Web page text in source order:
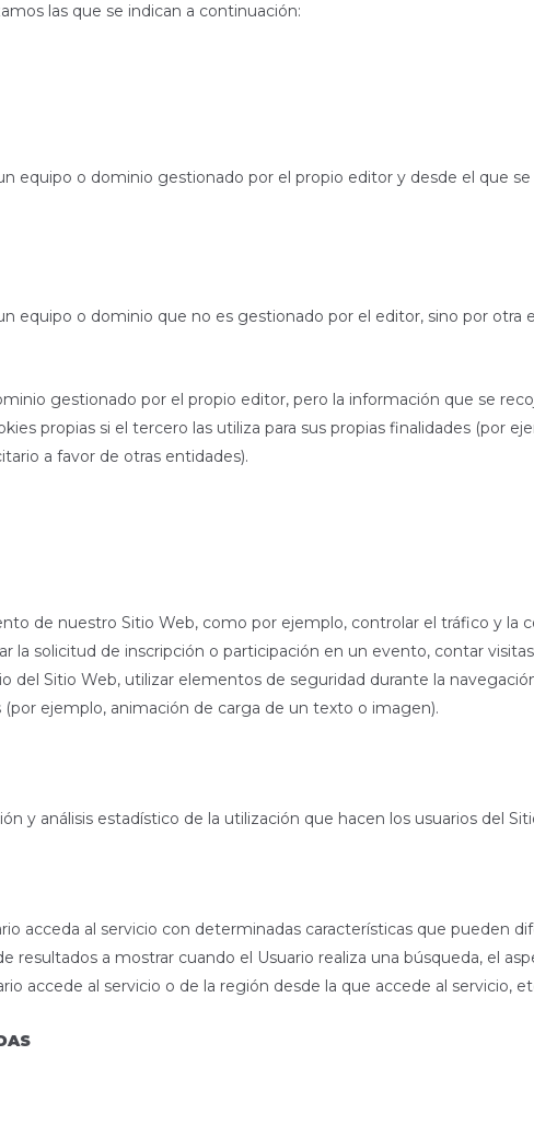
las que se indican a continuación:
equipo o dominio gestionado por el propio editor y desde el que
equipo o dominio que no es gestionado por el editor, sino por otra
gestionado por el propio editor, pero la información que se
propias si el tercero las utiliza para sus propias finalidades (por
a favor de otras entidades).
de nuestro Sitio Web, como por ejemplo, controlar el tráfico y la
la solicitud de inscripción o participación en un evento, contar
del Sitio Web, utilizar elementos de seguridad durante la
ejemplo, animación de carga de un texto o imagen).
y análisis estadístico de la utilización que hacen los usuarios del
acceda al servicio con determinadas características que pueden
resultados a mostrar cuando el Usuario realiza una búsqueda, el
accede al servicio o de la región desde la que accede al servicio,